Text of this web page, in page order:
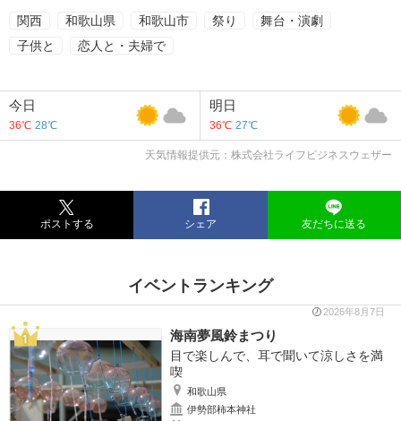
関西 和歌山県 和歌山市 祭り
舞台・演劇
子供と
恋人と・夫婦で
今日
36℃ 28℃
明日
36℃ 27℃
天気情報提供元：株式会社ライフビジネスウェザー
ポストする シェア 友だちに送る
イベントランキング
2026年8月7日
海南夢風鈴まつり
目で楽しんで、耳で聞いて涼しさを満
喫
和歌山県
伊勢部柿本神社